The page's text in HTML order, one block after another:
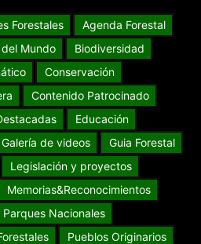
Forestales
Agenda Forestal
Mundo
Biodiversidad
Conservación
Contenido Patrocinado
Educación
Galería de videos
Guia Forestal
Legislación y proyectos
Memorias&Reconocimientos
Parques Nacionales
Pueblos Originarios